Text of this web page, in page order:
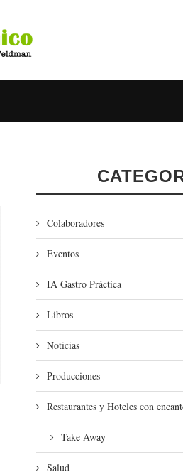
Colaboradores
Eventos
IA Gastro Práctica
Libros
Noticias
Producciones
Restaurantes y Hoteles con
Take Away
Salud